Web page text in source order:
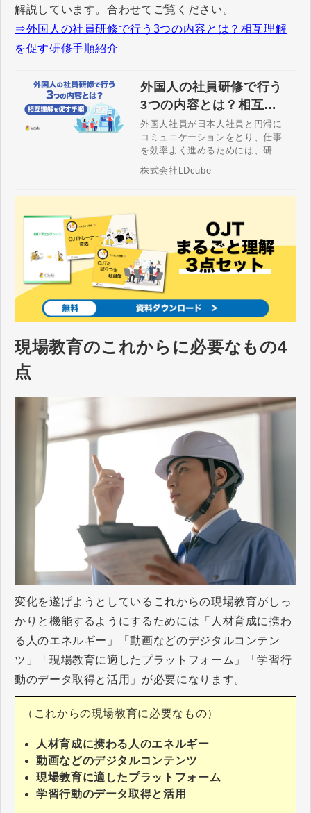
解説しています。合わせてご覧ください。
⇒外国人の社員研修で行う3つの内容とは？相互理解
を促す研修手順紹介
外国人の社員研修で行う
3つの内容とは？相互理
解を促す研修手順紹介
外国人社員が日本人社員と円滑に
コミュニケーションをとり、仕事
を効率よく進めるためには、研修
が必要です。この記事では外国人
社員に向けた研修について、どの
株式会社LDcube
現場教育のこれからに必要なもの4
点
変化を遂げようとしているこれからの現場教育がしっ
かりと機能するようにするためには「人材育成に携わ
る人のエネルギー」「動画などのデジタルコンテン
ツ」「現場教育に適したプラットフォーム」「学習行
動のデータ取得と活用」が必要になります。
（これからの現場教育に必要なもの）
人材育成に携わる人のエネルギー
動画などのデジタルコンテンツ
現場教育に適したプラットフォーム
学習行動のデータ取得と活用